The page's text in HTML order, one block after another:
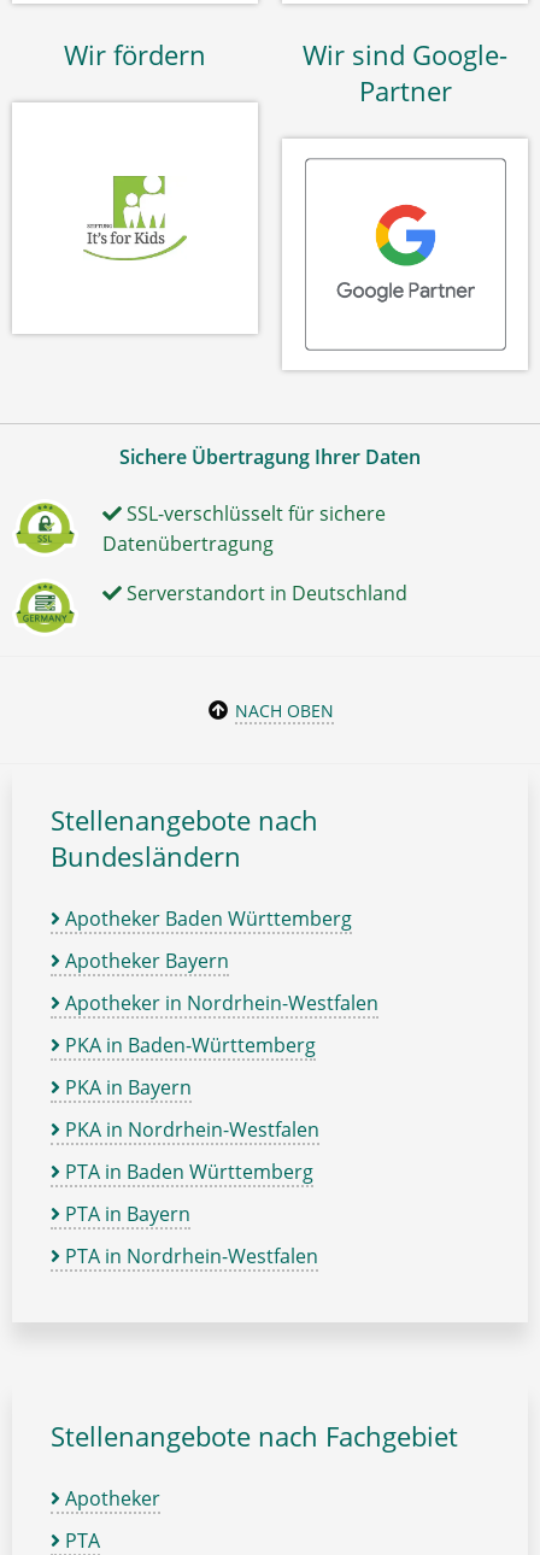
Wir fördern
Wir sind Google-
Partner
Sichere Übertragung Ihrer Daten
SSL-verschlüsselt für sichere
Datenübertragung
Serverstandort in Deutschland
NACH OBEN
Stellenangebote nach
Bundesländern
Apotheker Baden Württemberg
Apotheker Bayern
Apotheker in Nordrhein-Westfalen
PKA in Baden-Württemberg
PKA in Bayern
PKA in Nordrhein-Westfalen
PTA in Baden Württemberg
PTA in Bayern
PTA in Nordrhein-Westfalen
Stellenangebote nach Fachgebiet
Apotheker
PTA